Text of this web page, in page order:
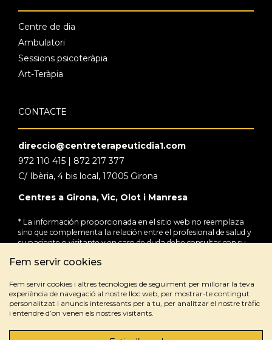
Fem servir cookies
Fem servir cookies i altres tecnologies de seguiment per millorar la teva
experiència de navegació al nostre lloc web, per mostrar-te contingut
personalitzat i anuncis interessants per a tu, per analitzar el nostre tràfic
i entendre d’on venen els nostres visitants.
Centre de dia
Ambulatori
Sessions psicoteràpia
Art-Teràpia
CONTACTE
direccio@centreterapeuticdia1.com
972 110 415 | 872 217 377
C/ Ibèria, 4 bis local, 17005 Girona
Centres a Girona, Vic, Olot i Manresa
* La información proporcionada en el sitio web no reemplaza
sino que complementa la relación entre el profesional de salud y
su paciente o visitante y en caso de duda debe consultar con su